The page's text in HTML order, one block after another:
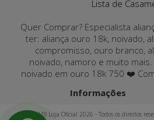
Lista de
Quer Comprar? Especialista
ter: aliança ouro 18k, noivado,
compromisso, ouro branco,
noivado, namoro e muito
noivado em ouro 18k 750 ❤️
Informações
Joias MB Loja Oficial 2026 - Todos os direitos